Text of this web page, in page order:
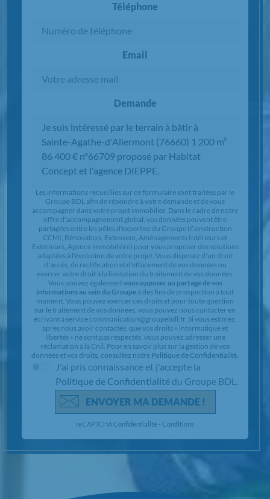
Téléphone
Email
Demande
Les informations recueillies sur ce formulaire sont traitées par le
Groupe BDL afin de répondre à votre demande et de vous
accompagner dans votre projet immobilier. Dans le cadre de notre
offre d'accompagnement global, vos données peuvent être
partagées entre les pôles d'expertise du Groupe (Construction
CCMI, Rénovation, Extension, Aménagements Intérieurs et
Extérieurs, Agence immobilière) pour vous proposer des solutions
adaptées à l'évolution de votre projet. Vous disposez d'un droit
d'accès, de rectification et d'effacement de vos données ou
exercer votre droit à la limitation du traitement de vos données.
Vous pouvez égalementvous opposer au partage de vos
informations au sein du Groupe à des fins de prospection à tout
moment. Vous pouvez exercer ces droits et pour toute question
sur le traitement de vos données, vous pouvez nous contacter en
écrivant à service communication@groupebdl.fr. Si vous estimez,
après nous avoir contactés, que vos droits « informatique et
libertés » ne sont pas respectés, vous pouvez adresser une
réclamation à la Cnil. Pour en savoir plus sur la gestion de vos
données et vos droits, consultez notre Politique de Confidentialité.
J'ai pris connaissance et j'accepte la
Politique de Confidentialité du Groupe BDL.
ENVOYER MA DEMANDE !
reCAPTCHAConfidentialité - Conditions